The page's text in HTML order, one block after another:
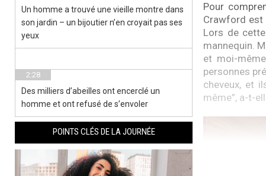
Pour
Crawford est
Lors de
mannequin.
et moi-
personnes
cheveux, et
même”, a-t-
Un homme a trouvé une vieille montre dans
son jardin – un bijoutier n’en croyait pas ses
yeux
2:28
Des milliers d’abeilles ont encerclé un
homme et ont refusé de s’envoler
POINTS CLÉS DE LA JOURNÉE